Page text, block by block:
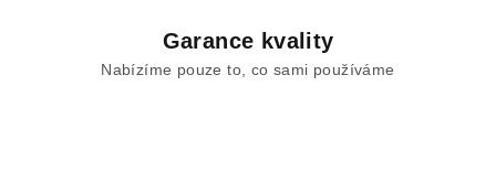
Garance kvality
Nabízíme pouze to, co sami používáme